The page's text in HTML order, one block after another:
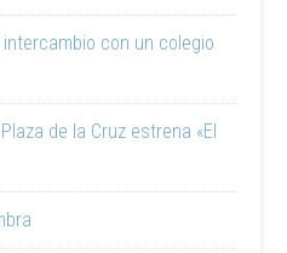
intercambio con un colegio
de la Cruz estrena «El